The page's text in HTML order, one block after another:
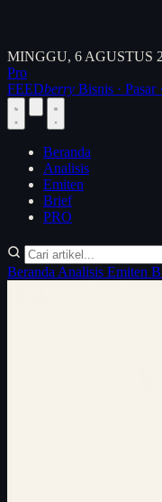
MINGGU, 6 AGUSTUS
Pro
FEEDberry Bisnis · Pasar
Beranda
Analisis
Emiten
Brief
PRO
Beranda Analisis Emiten